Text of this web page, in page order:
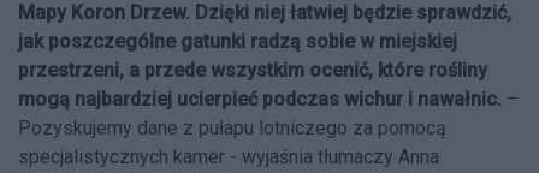
Mapy Koron Drzew. Dzięki niej łatwiej będzie sprawdzić,
jak poszczególne gatunki radzą sobie w miejskiej
przestrzeni, a przede wszystkim ocenić, które rośliny
mogą najbardziej ucierpieć podczas wichur i nawałnic. –
Pozyskujemy dane z pułapu lotniczego za pomocą
specjalistycznych kamer - wyjaśnia tłumaczy Anna